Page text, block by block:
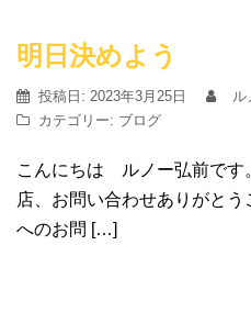
明日決めよう
投稿日: 2023年3月25日 ル
カテゴリー: ブログ
こんにちは ルノー弘前です
店、お問い合わせありがと
へのお問 […]